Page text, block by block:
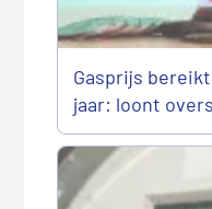
Gasprijs
jaar: loont